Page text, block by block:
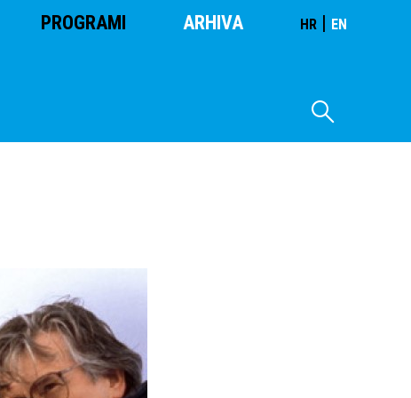
PROGRAMI ARHIVA HR | EN